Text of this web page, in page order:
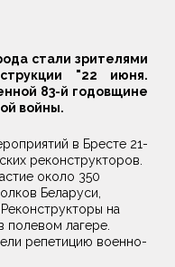
стали зрителями
"22 июня.
83-й годовщине
войны.
в Бресте 21-
реконструкторов.
около 350
Беларуси,
на
полевом лагере.
репетицию военно-